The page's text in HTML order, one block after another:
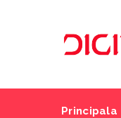
Principala